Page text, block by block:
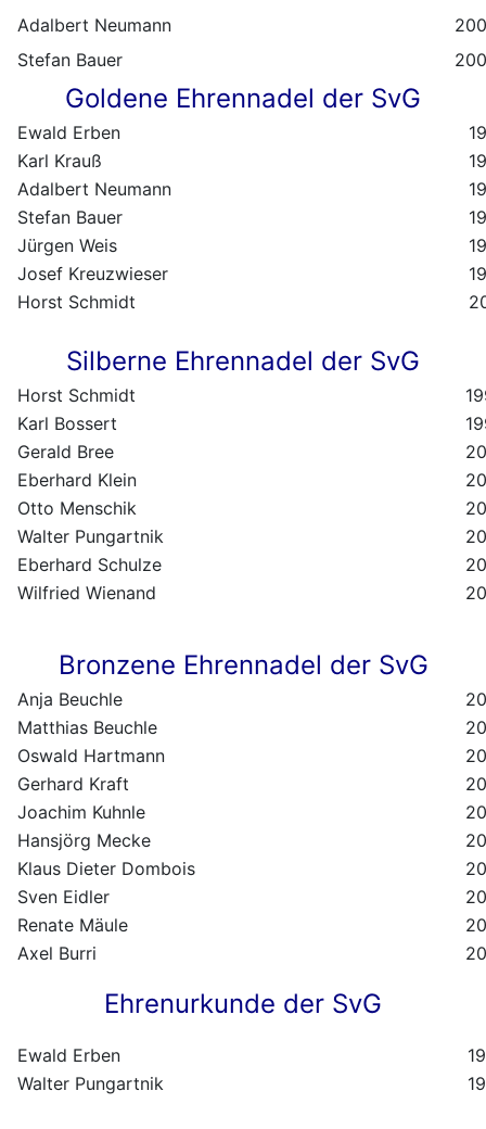
Adalbert Neumann
Stefan Bauer
Goldene Ehrennadel der SvG
Ewald Erben
Karl Krauß
Adalbert Neumann
Stefan Bauer
Jürgen Weis
Josef Kreuzwieser
Horst Schmidt
Silberne Ehrennadel der SvG
Horst Schmidt
Karl Bossert
Gerald Bree
Eberhard Klein
Otto Menschik
Walter Pungartnik
Eberhard Schulze
Wilfried Wienand
Bronzene Ehrennadel der SvG
Anja Beuchle
Matthias Beuchle
Oswald Hartmann
Gerhard Kraft
Joachim Kuhnle
Hansjörg Mecke
Klaus Dieter Dombois
Sven Eidler
Renate Mäule
Axel Burri
Ehrenurkunde der SvG
Ewald Erben
Walter Pungartnik